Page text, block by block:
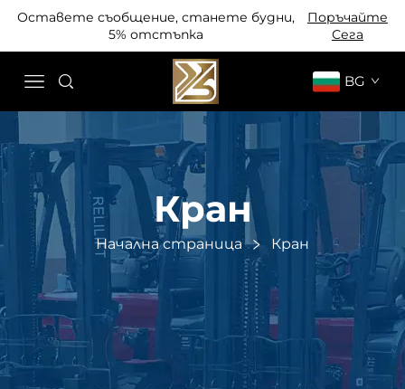
Оставете съобщение, станете будни,
5% отстъпка
Поръчайте
Сега
BG
Кран
Начална страница Кран